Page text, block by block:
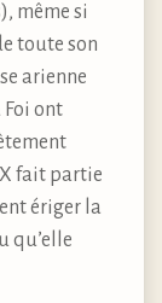
même si
toute son
arienne
Foi ont
fait partie
ériger la
qu’elle